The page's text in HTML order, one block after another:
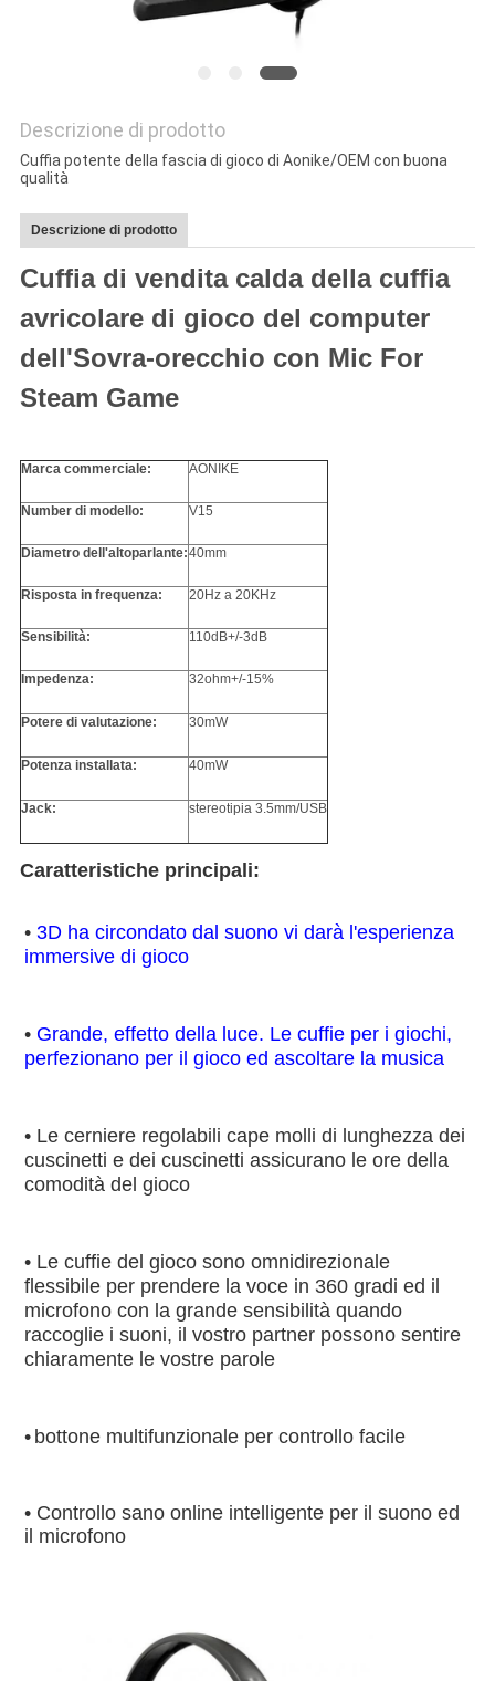
Descrizione di prodotto
Cuffia potente della fascia di gioco di Aonike/OEM con buona
qualità
Descrizione di prodotto
Cuffia di vendita calda della cuffia
avricolare di gioco del computer
dell'Sovra-orecchio con Mic For
Steam Game
Marca commerciale: AONIKE
Number di modello: V15
Diametro dell'altoparlante:40mm
Risposta in frequenza: 20Hz a 20KHz
Sensibilità: 110dB+/-3dB
Impedenza: 32ohm+/-15%
Potere di valutazione: 30mW
Potenza installata: 40mW
Jack: stereotipia 3.5mm/USB
Caratteristiche principali:
• 3D ha circondato dal suono vi darà l'esperienza
immersive di gioco
• Grande, effetto della luce. Le cuffie per i giochi,
perfezionano per il gioco ed ascoltare la musica
• Le cerniere regolabili cape molli di lunghezza dei
cuscinetti e dei cuscinetti assicurano le ore della
comodità del gioco
• Le cuffie del gioco sono omnidirezionale
flessibile per prendere la voce in 360 gradi ed il
microfono con la grande sensibilità quando
raccoglie i suoni, il vostro partner possono sentire
chiaramente le vostre parole
• bottone multifunzionale per controllo facile
• Controllo sano online intelligente per il suono ed
il microfono